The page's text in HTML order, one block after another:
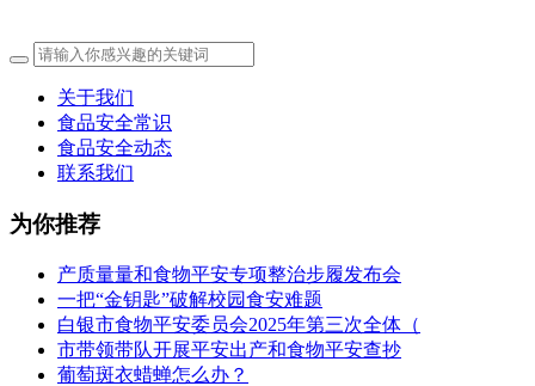
关于我们
食品安全常识
食品安全动态
联系我们
为你推荐
产质量量和食物平安专项整治步履发布会
一把“金钥匙”破解校园食安难题
白银市食物平安委员会2025年第三次全体（
市带领带队开展平安出产和食物平安查抄
葡萄斑衣蜡蝉怎么办？